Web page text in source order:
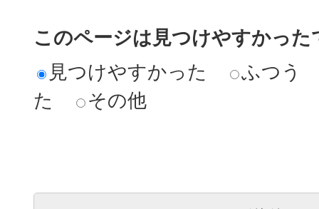
このページは見つけやすかった
見つけやすかった
ふつう
た
その他